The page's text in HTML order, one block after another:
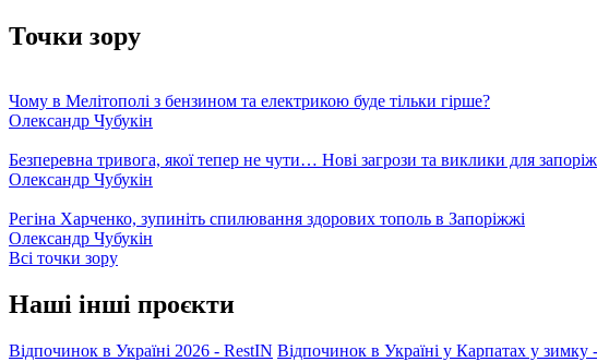
Точки зору
Чому в Мелітополі з бензином та електрикою буде тільки гірше?
Олександр Чубукін
Безперевна тривога, якої тепер не чути… Нові загрози та виклики для
Олександр Чубукін
Регіна Харченко, зупиніть спилювання здорових тополь в Запоріжжі
Олександр Чубукін
Всі точки зору
Наші інші проєкти
Відпочинок в Україні 2026 - RestIN Відпочинок в Україні у Карпатах у зимку